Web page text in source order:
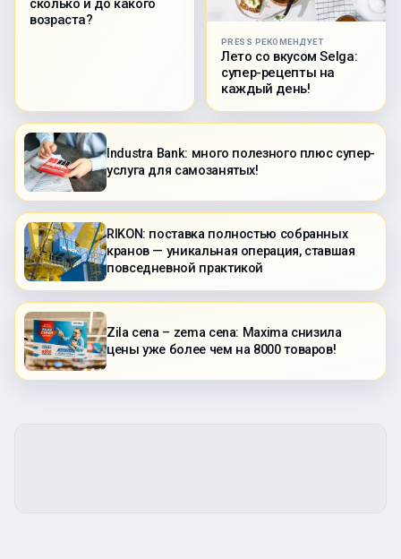
возраста?
PRESS РЕКОМЕНДУЕТ
Лето со вкусом Selga:
супер-рецепты на
каждый день!
Industra Bank: много полезного плюс супер-
услуга для самозанятых!
RIKON: поставка полностью собранных
кранов — уникальная операция, ставшая
повседневной практикой
Zila cena – zema cena: Maxima снизила
цены уже более чем на 8000 товаров!